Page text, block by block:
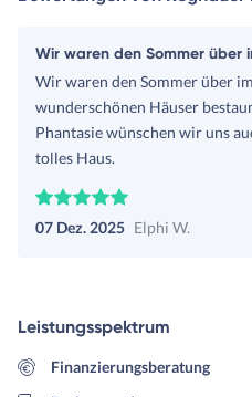
Wir waren den Sommer über
Wir waren den Sommer über
wunderschönen Häuser
Phantasie wünschen wir uns
tolles Haus.
07 Dez. 2025 Elphi W.
Leistungsspektrum
Finanzierungsberatung